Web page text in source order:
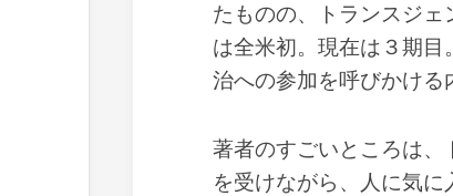
たものの、トランスジ
は全米初。現在は３期
治への参加を呼びかける
著者のすごいところは、
を受けながら、人に気